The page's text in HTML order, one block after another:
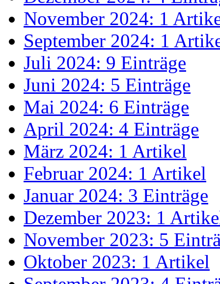
November 2024: 1
September 2024: 1
Juli 2024: 9 Einträge
Juni 2024: 5 Einträge
Mai 2024: 6 Einträge
April 2024: 4 Einträge
März 2024: 1 Artikel
Februar 2024: 1 Artikel
Januar 2024: 3 Einträge
Dezember 2023: 1
November 2023: 5
Oktober 2023: 1 Artikel